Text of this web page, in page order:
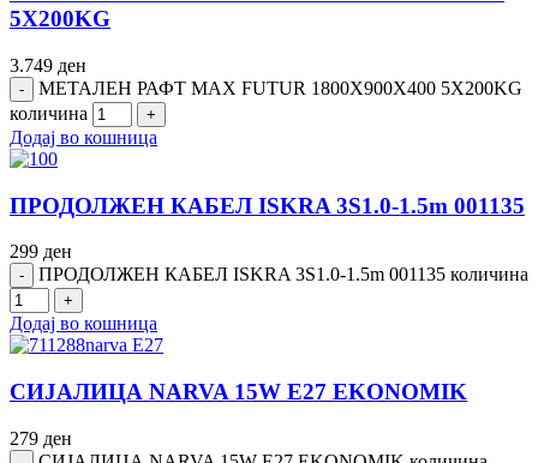
5Х200KG
3.749 ден
МЕТАЛЕН РАФТ MAX FUTUR 1800Х900Х400 5Х200KG
количина
Додај во кошница
ПРОДОЛЖЕН КАБЕЛ ISKRA 3S1.0-1.5m 001135
299 ден
ПРОДОЛЖЕН КАБЕЛ ISKRA 3S1.0-1.5m 001135 количина
Додај во кошница
СИЈАЛИЦА NARVA 15W E27 EKONOMIK
279 ден